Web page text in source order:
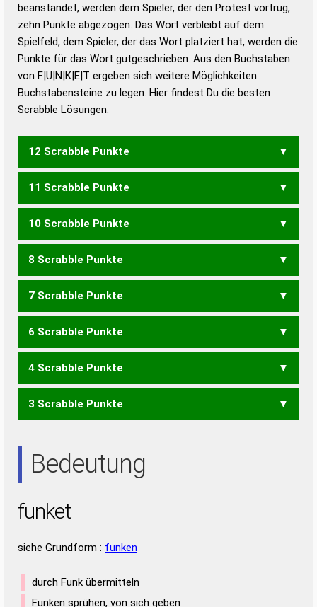
Duden – Standardwerk in 12 Bänden
Duden – Richtiges und gutes
Deutsch
Duden – Die deutsche Grammatik
Duden – Deutsches
beanstandet, werden dem Spieler, der den Protest vortrug,
zehn Punkte abgezogen. Das Wort verbleibt auf dem
Spielfeld, dem Spieler, der das Wort platziert hat, werden die
Punkte für das Wort gutgeschrieben. Aus den Buchstaben
von F|U|N|K|E|T ergeben sich weitere Möglichkeiten
Buchstabensteine zu legen. Hier findest Du die besten
Scrabble Lösungen:
12 Scrabble Punkte
FUNKTE
11 Scrabble Punkte
FUNKT KUFEN
10 Scrabble Punkte
KUFE
8 Scrabble Punkte
FUTEN KNUTE KUTEN
7 Scrabble Punkte
KNET KNUT KUTE TEUF
6 Scrabble Punkte
FUT KEN
4 Scrabble Punkte
NUTE TUEN TUNE
3 Scrabble Punkte
Bedeutung
funket
siehe Grundform : funken
durch Funk übermitteln
Funken sprühen, von sich geben